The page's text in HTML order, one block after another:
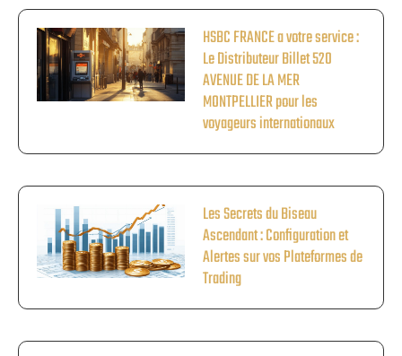
HSBC FRANCE a votre service :
Le Distributeur Billet 520
AVENUE DE LA MER
MONTPELLIER pour les
voyageurs internationaux
Les Secrets du Biseau
Ascendant : Configuration et
Alertes sur vos Plateformes de
Trading